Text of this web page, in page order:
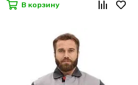
В корзину